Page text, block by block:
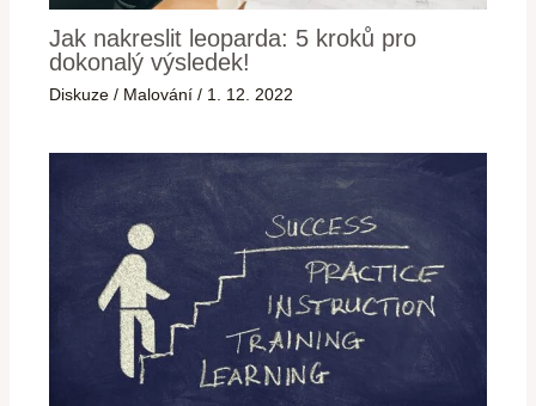
Jak nakreslit leoparda: 5 kroků pro
dokonalý výsledek!
Diskuze / Malování / 1. 12. 2022